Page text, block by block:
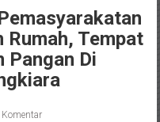
Rumah, Tempat
Pangan Di
Komentar